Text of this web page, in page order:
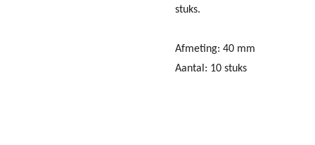
stuks.
Afmeting: 40 mm
Aantal: 10 stuks